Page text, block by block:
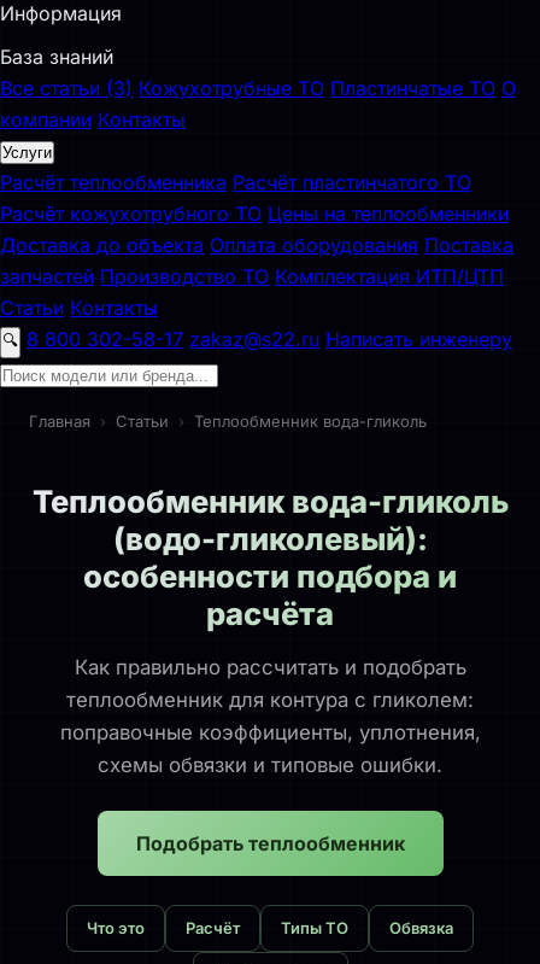
Информация
База знаний
Все статьи (3) Кожухотрубные ТО Пластинчатые ТО О
компании Контакты
Услуги
Расчёт теплообменника Расчёт пластинчатого ТО
Расчёт кожухотрубного ТО Цены на теплообменники
Доставка до объекта Оплата оборудования Поставка
запчастей Производство ТО Комплектация ИТП/ЦТП
Статьи Контакты
🔍 8 800 302-58-17 zakaz@s22.ru Написать инженеру
Главная › Статьи › Теплообменник вода-гликоль
Теплообменник вода-гликоль
(водо-гликолевый):
особенности подбора и
расчёта
Как правильно рассчитать и подобрать
теплообменник для контура с гликолем:
поправочные коэффициенты, уплотнения,
схемы обвязки и типовые ошибки.
Подобрать теплообменник
Что это Расчёт Типы ТО Обвязка